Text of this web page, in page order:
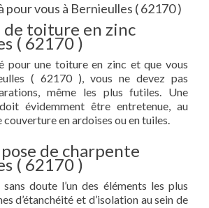
pour vous à Bernieulles ( 62170 )
de toiture en zinc
( 62170 )
pour une toiture en zinc et que vous
( 62170 ), vous ne devez pas
même les plus futiles. Une
évidemment être entretenue, au
couverture en ardoises ou en tuiles.
de charpente
( 62170 )
doute l’un des éléments les plus
d’étanchéité et d’isolation au sein de